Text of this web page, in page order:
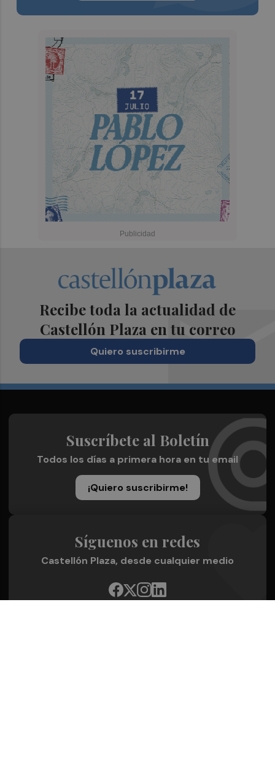
Recibe toda la actualidad de
Castellón Plaza en tu correo
Quiero suscribirme
Suscríbete al Boletín
Todos los días a primera hora en tu email
¡Quiero suscribirme!
Síguenos en redes
Castellón Plaza, desde cualquier medio